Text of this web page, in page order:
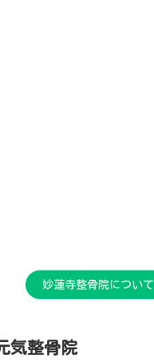
妙蓮寺整骨院について
気整骨院